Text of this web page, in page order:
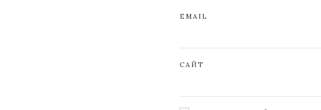
EMAIL
САЙТ